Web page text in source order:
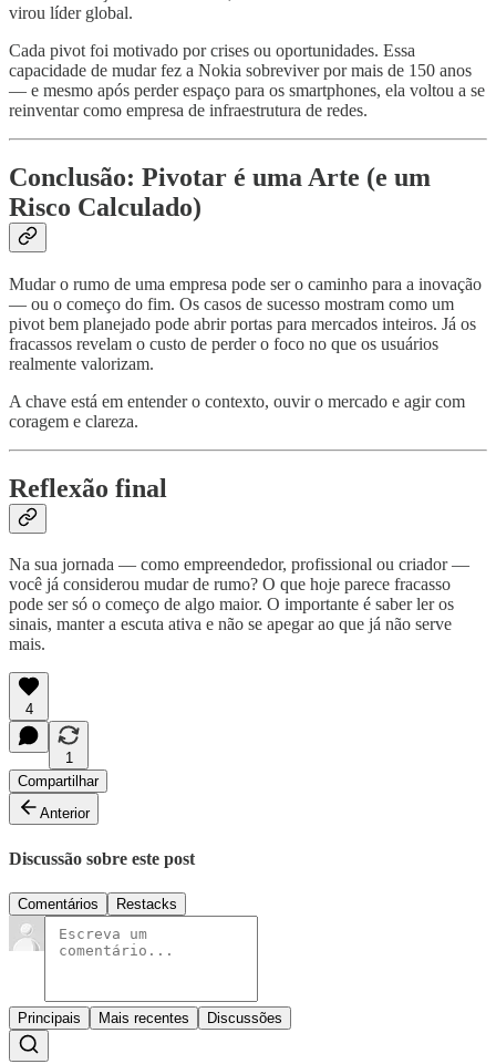
virou líder global.
Cada pivot foi motivado por crises ou oportunidades. Essa
capacidade de mudar fez a Nokia sobreviver por mais de 150 anos
— e mesmo após perder espaço para os smartphones, ela voltou a se
reinventar como empresa de infraestrutura de redes.
Conclusão: Pivotar é uma Arte (e um
Risco Calculado)
Mudar o rumo de uma empresa pode ser o caminho para a inovação
— ou o começo do fim. Os casos de sucesso mostram como um
pivot bem planejado pode abrir portas para mercados inteiros. Já os
fracassos revelam o custo de perder o foco no que os usuários
realmente valorizam.
A chave está em entender o contexto, ouvir o mercado e agir com
coragem e clareza.
Reflexão final
Na sua jornada — como empreendedor, profissional ou criador —
você já considerou mudar de rumo? O que hoje parece fracasso
pode ser só o começo de algo maior. O importante é saber ler os
sinais, manter a escuta ativa e não se apegar ao que já não serve
mais.
4
1
Compartilhar
Anterior
Discussão sobre este post
Comentários Restacks
Principais Mais recentes Discussões